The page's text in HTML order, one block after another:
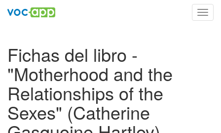
Fichas del libro -
"Motherhood and the
Relationships of the
Sexes" (Catherine